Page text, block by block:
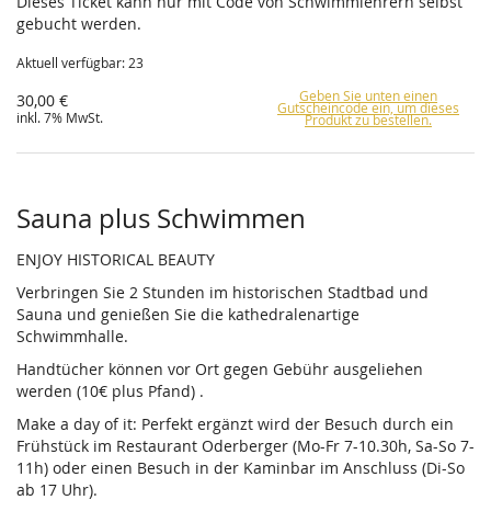
gebucht werden.
Aktuell verfügbar: 23
30,00 €
inkl. 7% MwSt.
Geben Sie unten einen
Gutscheincode ein, um dieses
Produkt zu bestellen.
Sauna plus Schwimmen
ENJOY HISTORICAL BEAUTY
Verbringen Sie 2 Stunden im historischen Stadtbad und
Sauna und genießen Sie die kathedralenartige
Schwimmhalle.
Handtücher können vor Ort gegen Gebühr ausgeliehen
werden (10€ plus Pfand) .
Make a day of it: Perfekt ergänzt wird der Besuch durch ein
Frühstück im Restaurant Oderberger (Mo-Fr 7-10.30h, Sa-So 7-
11h) oder einen Besuch in der Kaminbar im Anschluss (Di-So
ab 17 Uhr).